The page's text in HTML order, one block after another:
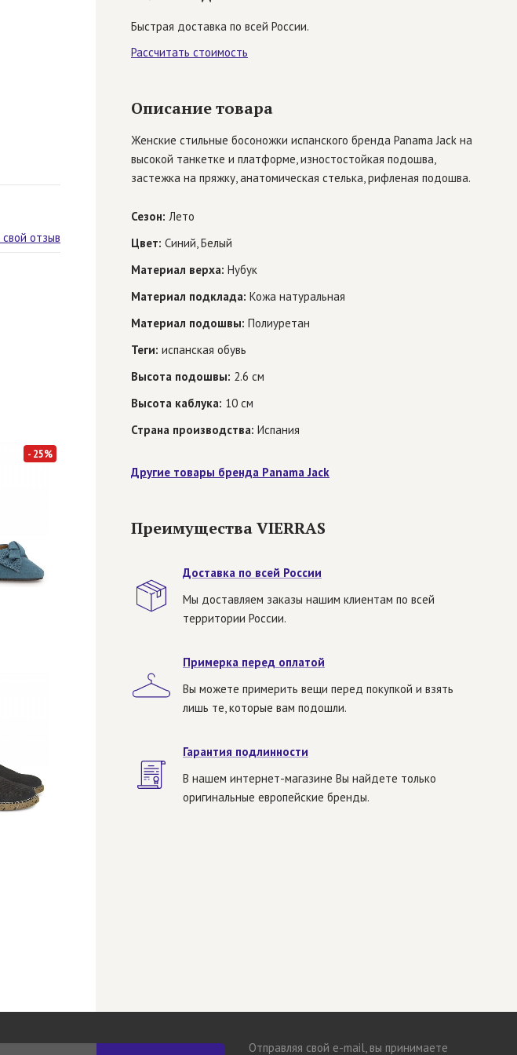
отзыв
- 25%
Быстрая доставка по всей России.
Рассчитать стоимость
Описание товара
Женские стильные босоножки испанского бренда Panama Jack на
высокой танкетке и платформе, изностостойкая подошва,
застежка на пряжку, анатомическая стелька, рифленая подошва.
Сезон: Лето
Цвет: Синий, Белый
Материал верха: Нубук
Материал подклада: Кожа натуральная
Материал подошвы: Полиуретан
Теги: испанская обувь
Высота подошвы: 2.6 см
Высота каблука: 10 см
Страна производства: Испания
Другие товары бренда Panama Jack
Преимущества VIERRAS
Доставка по всей России
Мы доставляем заказы нашим клиентам по всей
территории России.
Примерка перед оплатой
Вы можете примерить вещи перед покупкой и взять
лишь те, которые вам подошли.
Гарантия подлинности
В нашем интернет-магазине Вы найдете только
оригинальные европейские бренды.
Отправляя свой e-mail, вы принимаете